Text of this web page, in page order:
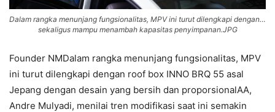
Dalam rangka menunjang fungsionalitas, MPV ini turut dilengkapi dengan…
sekaligus mampu menambah kapasitas penyimpanan.JPG
Founder NMDalam rangka menunjang fungsionalitas, MPV
ini turut dilengkapi dengan roof box INNO BRQ 55 asal
Jepang dengan desain yang bersih dan proporsionalAA,
Andre Mulyadi, menilai tren modifikasi saat ini semakin